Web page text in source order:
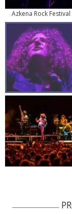
Azkena Rock Festival